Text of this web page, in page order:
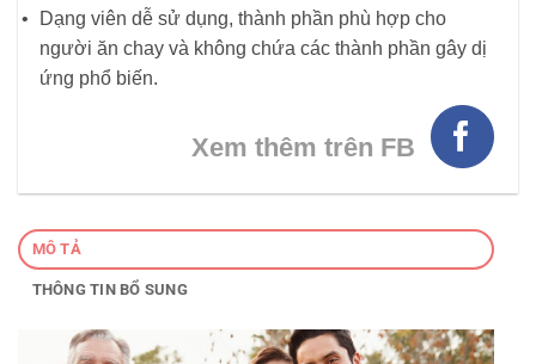
Dạng viên dễ sử dụng, thành phần phù hợp cho
người ăn chay và không chứa các thành phần gây dị
ứng phổ biến.
Xem thêm trên FB
MÔ TẢ
THÔNG TIN BỔ SUNG